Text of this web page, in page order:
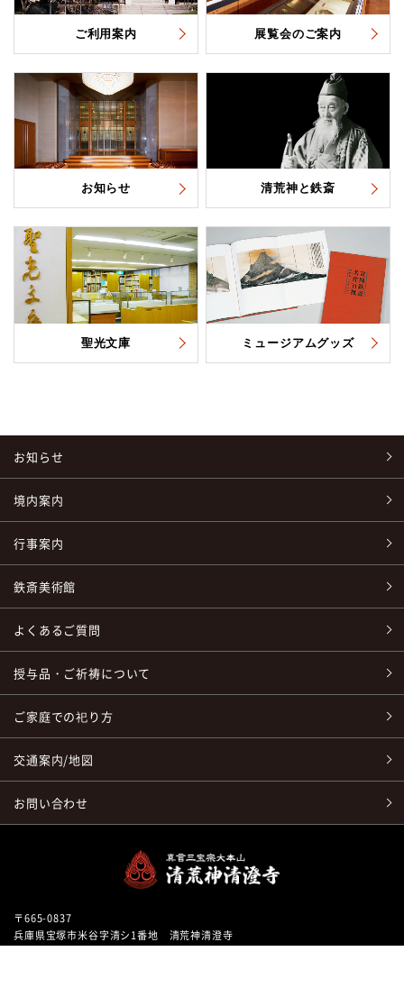
ご利用案内 展覧会のご案内
お知らせ 清荒神と鉄斎
聖光文庫 ミュージアムグッズ
お知らせ
境内案内
行事案内
鉄斎美術館
よくあるご質問
授与品・ご祈祷について
ご家庭での祀り方
交通案内/地図
お問い合わせ
〒665-0837
兵庫県宝塚市米谷字清シ1番地 清荒神清澄寺